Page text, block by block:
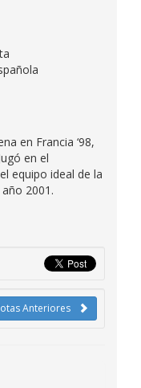
en Francia ‘98,
en el
equipo ideal de la
2001.
Anteriores